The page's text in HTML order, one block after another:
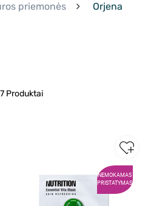
priemonės Orjena
7 Produktai
NEMOKAMAS
PRISTATYMAS